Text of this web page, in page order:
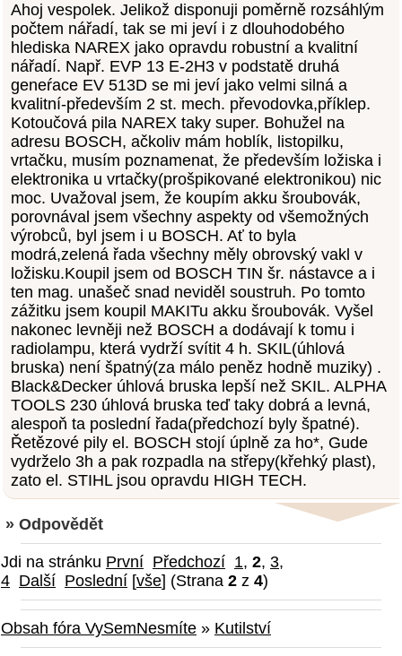
Ahoj vespolek. Jelikož disponuji poměrně rozsáhlým
počtem nářadí, tak se mi jeví i z dlouhodobého
hlediska NAREX jako opravdu robustní a kvalitní
nářadí. Např. EVP 13 E-2H3 v podstatě druhá
geneŕace EV 513D se mi jeví jako velmi silná a
kvalitní-především 2 st. mech. převodovka,příklep.
Kotoučová pila NAREX taky super. Bohužel na
adresu BOSCH, ačkoliv mám hoblík, listopilku,
vrtačku, musím poznamenat, že především ložiska i
elektronika u vrtačky(prošpikované elektronikou) nic
moc. Uvažoval jsem, že koupím akku šroubovák,
porovnával jsem všechny aspekty od všemožných
výrobců, byl jsem i u BOSCH. Ať to byla
modrá,zelená řada všechny měly obrovský vakl v
ložisku.Koupil jsem od BOSCH TIN šr. nástavce a i
ten mag. unašeč snad neviděl soustruh. Po tomto
zážitku jsem koupil MAKITu akku šroubovák. Vyšel
nakonec levněji než BOSCH a dodávají k tomu i
radiolampu, která vydrží svítit 4 h. SKIL(úhlová
bruska) není špatný(za málo peněz hodně muziky) .
Black&Decker úhlová bruska lepší než SKIL. ALPHA
TOOLS 230 úhlová bruska teď taky dobrá a levná,
alespoň ta poslední řada(předchozí byly špatné).
Řetězové pily el. BOSCH stojí úplně za ho*, Gude
vydrželo 3h a pak rozpadla na střepy(křehký plast),
zato el. STIHL jsou opravdu HIGH TECH.
» Odpovědět
Jdi na stránku První Předchozí 1, 2, 3,
4 Další Poslední [vše] (Strana 2 z 4)
Obsah fóra VySemNesmíte » Kutilství